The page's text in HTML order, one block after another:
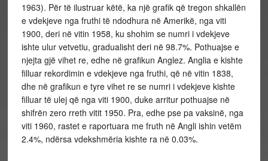
1963). Për të ilustruar këtë, ka një grafik që tregon shkallën
e vdekjeve nga fruthi të ndodhura në Amerikë, nga viti
1900, deri në vitin 1958, ku shohim se numri i vdekjeve
ishte ulur vetvetiu, gradualisht deri në 98.7%. Pothuajse e
njejta gjë vihet re, edhe në grafikun Anglez. Anglia e kishte
filluar rekordimin e vdekjeve nga fruthi, që në vitin 1838,
dhe në grafikun e tyre vihet re se numri i vdekjeve kishte
filluar të ulej që nga viti 1900, duke arritur pothuajse në
shifrën zero rreth vitit 1950. Pra, edhe pse pa vaksinë, nga
viti 1960, rastet e raportuara me fruth në Angli ishin vetëm
2.4%, ndërsa vdekshmëria kishte ra në 0.03%.